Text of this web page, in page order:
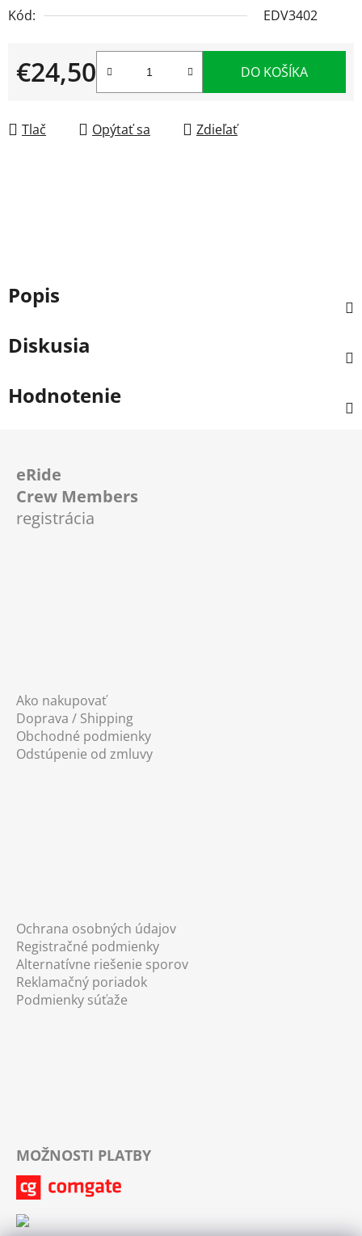
Kód:
EDV3402
€24,50
Jednotková cena:
DO KOŠÍKA
Tlač Opýtať sa Zdieľať
Popis
Diskusia
Hodnotenie
eRide
Crew Members
registrácia
Ako nakupovať
Doprava / Shipping
Obchodné podmienky
Odstúpenie od zmluvy
Ochrana osobných údajov
Registračné podmienky
Alternatívne riešenie sporov
Reklamačný poriadok
Podmienky súťaže
MOŽNOSTI PLATBY